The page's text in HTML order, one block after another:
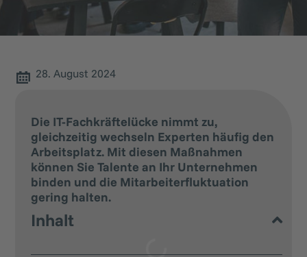
28. August 2024
Die IT-Fachkräftelücke nimmt zu,
gleichzeitig wechseln Experten häufig den
Arbeitsplatz. Mit diesen Maßnahmen
können Sie Talente an Ihr Unternehmen
binden und die Mitarbeiterfluktuation
gering halten.
Inhalt